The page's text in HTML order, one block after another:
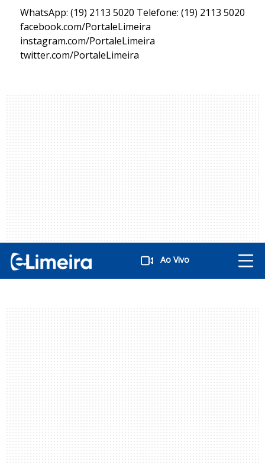
Ao Vivo
WhatsApp: (19) 2113 5020 Telefone: (19) 2113 5020
facebook.com/PortaleLimeira
instagram.com/PortaleLimeira
twitter.com/PortaleLimeira